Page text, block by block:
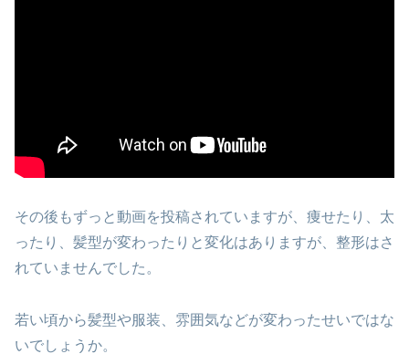
その後もずっと動画を投稿されていますが、痩せたり、太
ったり、髪型が変わったりと変化はありますが、整形はさ
れていませんでした。
若い頃から髪型や服装、雰囲気などが変わったせいではな
いでしょうか。